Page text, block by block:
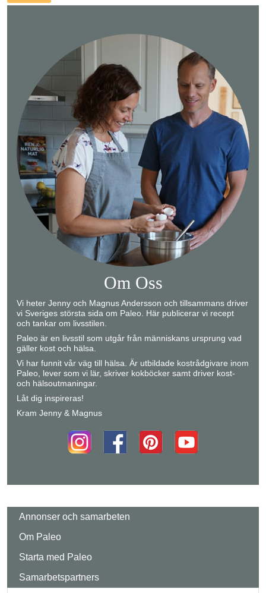
Om Oss
Vi heter Jenny och Magnus Andersson och tillsammans driver
vi Sveriges största sida om Paleo. Här publicerar vi recept
och tankar om livsstilen.
Paleo är en livsstil som utgår från människans ursprung vad
gäller kost och hälsa.
Vi har funnit vår väg till hälsa. Är utbildade kostrådgivare inom
Paleo, lever som vi lär, skriver kokböcker samt driver kost-
och hälsoutmaningar.
Låt dig inspireras!
Kram Jenny & Magnus
Annonser och samarbeten
Om Paleo
Starta med Paleo
Samarbetspartners